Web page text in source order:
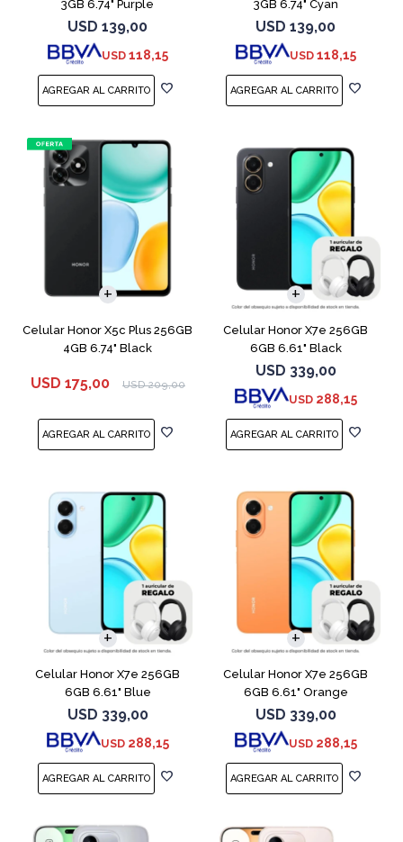
3GB 6.74" Purple
USD 139,00
USD 118,15
3GB 6.74" Cyan
USD 139,00
USD 118,15
Celular Honor X5c Plus 256GB
4GB 6.74" Black
USD 175,00 USD 209,00
COMPARAR
Celular Honor X7e 256GB
6GB 6.61" Black
USD 339,00
USD 288,15
COMPARAR
Celular Honor X7e 256GB
6GB 6.61" Blue
USD 339,00
USD 288,15
COMPARAR
Celular Honor X7e 256GB
6GB 6.61" Orange
USD 339,00
USD 288,15
COMPARAR